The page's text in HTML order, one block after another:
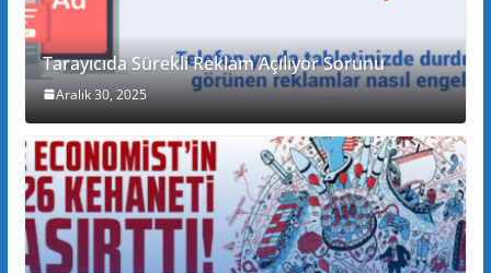
Tarayıcıda Sürekli Reklam Açılıyor Sorunu
Aralık 30, 2025